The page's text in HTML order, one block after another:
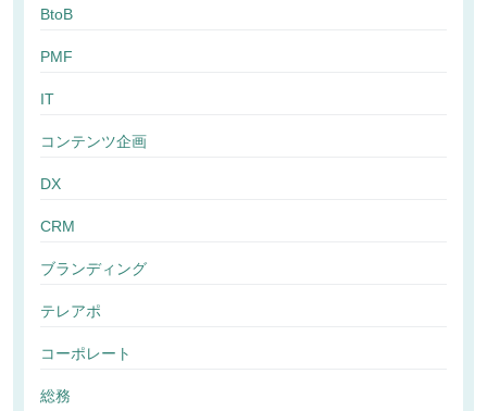
BtoB
PMF
IT
コンテンツ企画
DX
CRM
ブランディング
テレアポ
コーポレート
総務